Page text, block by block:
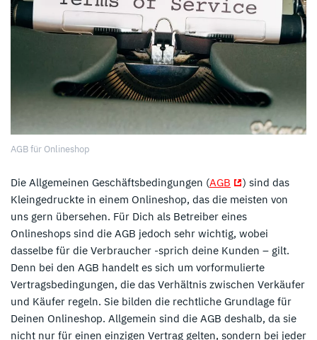
AGB für Onlineshop
Die Allgemeinen Geschäftsbedingungen (AGB
) sind das
Kleingedruckte in einem Onlineshop, das die meisten von
uns gern übersehen. Für Dich als Betreiber eines
Onlineshops sind die AGB jedoch sehr wichtig, wobei
dasselbe für die Verbraucher -sprich deine Kunden – gilt.
Denn bei den AGB handelt es sich um vorformulierte
Vertragsbedingungen, die das Verhältnis zwischen Verkäufer
und Käufer regeln. Sie bilden die rechtliche Grundlage für
Deinen Onlineshop. Allgemein sind die AGB deshalb, da sie
nicht nur für einen einzigen Vertrag gelten, sondern bei jeder